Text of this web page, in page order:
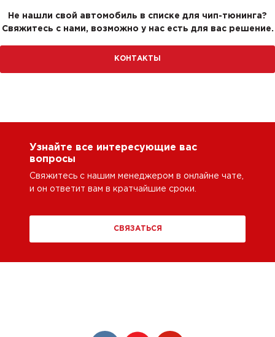
Не нашли свой автомобиль в списке для чип-тюнинга?
Свяжитесь с нами, возможно у нас есть для вас решение.
КОНТАКТЫ
Узнайте все интересующие вас
вопросы
Свяжитесь с нашим менеджером в онлайне чате,
и он ответит вам в кратчайшие сроки.
СВЯЗАТЬСЯ